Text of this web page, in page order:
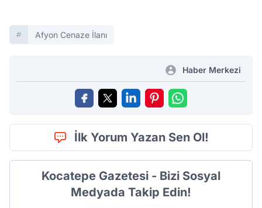
Afyon Cenaze İlanı
Haber Merkezi
İlk Yorum Yazan Sen Ol!
Kocatepe Gazetesi - Bizi Sosyal
Medyada Takip Edin!